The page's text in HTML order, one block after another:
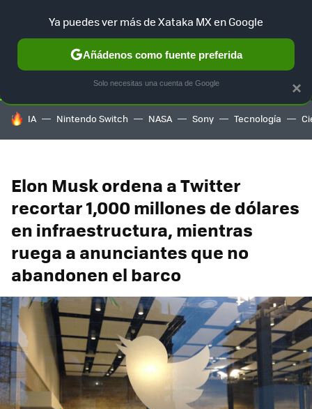
SELECCIÓN GAMING HOME AUTO TERRITORIO
HOY SE HABLA DE
IA Nintendo Switch NASA Sony Tecnología
Elon Musk ordena a Twitter
recortar 1,000 millones de dólares
en infraestructura, mientras
ruega a anunciantes que no
abandonen el barco
×
Ya puedes ver más de Xataka MX en Google
Añádenos como fuente preferida
Solo necesitas una cuenta de Google